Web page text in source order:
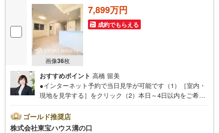
画像36枚
7,899万円
成約でもらえる
おすすめポイント 高橋 留美
●インターネット予約で当日見学が可能です（1）［室内・
現地を見学する］をクリック（2）本日～4日以内をご希望
い！●10:00～21:00はお電話でのお問い合わせがスムーズで
す。【Yahoo！ 不動産キャンペーン対象店舗】当店で物件
ゴールド推奨店
株式会社東宝ハウス溝の口